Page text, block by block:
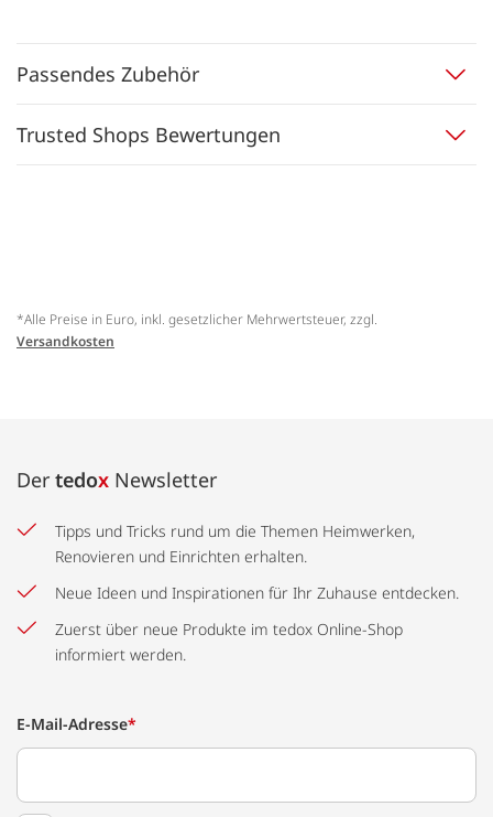
Passendes Zubehör
Trusted Shops Bewertungen
*Alle Preise in Euro, inkl. gesetzlicher Mehrwertsteuer, zzgl.
Versandkosten
Der tedox Newsletter
Tipps und Tricks rund um die Themen Heimwerken,
Renovieren und Einrichten erhalten.
Neue Ideen und Inspirationen für Ihr Zuhause entdecken.
Zuerst über neue Produkte im tedox Online-Shop
informiert werden.
E-Mail-Adresse*